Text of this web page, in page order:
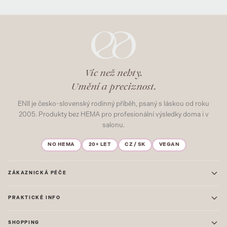
Víc než nehty.
Umění a preciznost.
ENII je česko-slovenský rodinný příběh, psaný s láskou od roku
2005. Produkty bez HEMA pro profesionální výsledky doma i v
salonu.
NO HEMA 20+ LET CZ / SK VEGAN
ZÁKAZNICKÁ PÉČE
Časté dotazy
Mapa stránek
PRAKTICKÉ INFO
SHOPPING